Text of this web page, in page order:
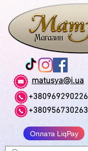
matusya@i.ua
+380969290226
+380956730263
Оплата LiqPay